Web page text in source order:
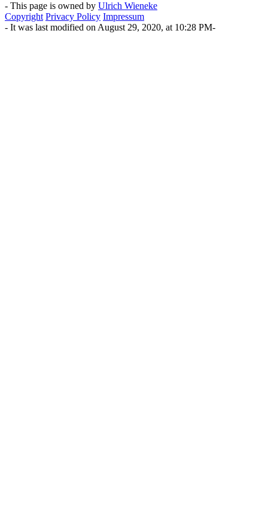
- This page is owned by Ulrich Wieneke
Copyright Privacy Policy Impressum
- It was last modified on August 29, 2020, at 10:28 PM-